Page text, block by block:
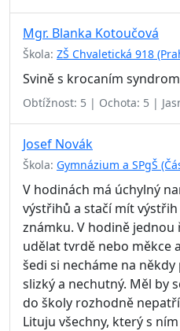
Mgr. Blanka Kotoučová
Škola: ZŠ Chvaletická 918
Svině s krocaním
Obtížnost: 5 | Ochota: 5 |
Josef Novák
Škola: Gymnázium a SPgŠ
V hodinách má úchylný
výstřihů a stačí mít
známku. V hodině jednou
udělat tvrdě nebo měkce
šedi si necháme na někdy
slizký a nechutný. Měl by
do školy rozhodně
Lituju všechny, který s